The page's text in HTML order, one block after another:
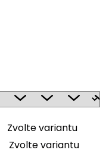
Zvolte variantu
Zvolte variantu